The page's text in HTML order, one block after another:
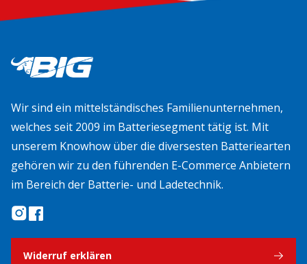
Wir sind ein mittelständisches Familienunternehmen,
welches seit 2009 im Batteriesegment tätig ist. Mit
unserem Knowhow über die diversesten Batteriearten
gehören wir zu den führenden E-Commerce Anbietern
im Bereich der Batterie- und Ladetechnik.
Widerruf erklären